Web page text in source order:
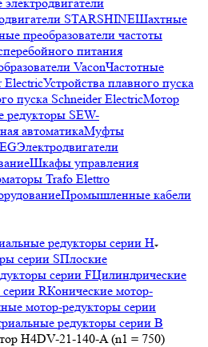
STARSHINEШахтные
преобразователи частоты
питания
VaconЧастотные
ElectricУстройства плавного пуска
пуска Schneider ElectricМотор
SEW-
автоматикаМуфты
Электродвигатели
Шкафы управления
Trafo Elettro
Промышленные кабели
редукторы серии H
серии SПлоские
серии FЦилиндрические
RКонические мотор-
мотор-редукторы серии
редукторы серии B
H4DV-21-140-A (n1 = 750)